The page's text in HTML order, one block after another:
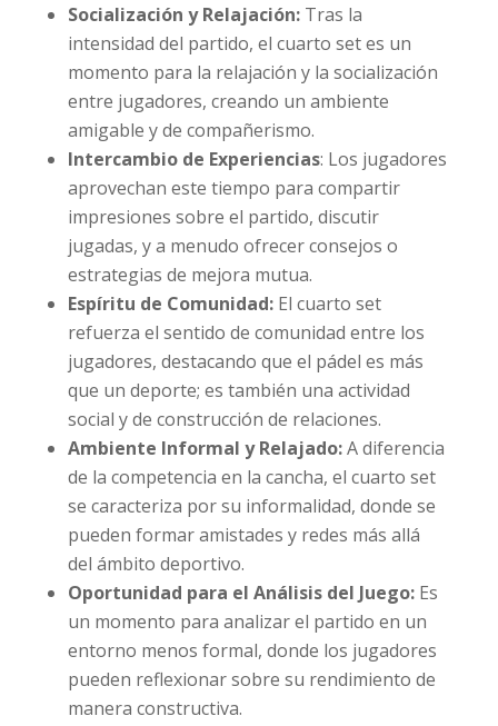
Socialización y Relajación: Tras la
intensidad del partido, el cuarto set es un
momento para la relajación y la socialización
entre jugadores, creando un ambiente
amigable y de compañerismo.
Intercambio de Experiencias: Los jugadores
aprovechan este tiempo para compartir
impresiones sobre el partido, discutir
jugadas, y a menudo ofrecer consejos o
estrategias de mejora mutua.
Espíritu de Comunidad:El cuarto set
refuerza el sentido de comunidad entre los
jugadores, destacando que el pádel es más
que un deporte; es también una actividad
social y de construcción de relaciones.
Ambiente Informal y Relajado:A diferencia
de la competencia en la cancha, el cuarto set
se caracteriza por su informalidad, donde se
pueden formar amistades y redes más allá
del ámbito deportivo.
Oportunidad para el Análisis del Juego:Es
un momento para analizar el partido en un
entorno menos formal, donde los jugadores
pueden reflexionar sobre su rendimiento de
manera constructiva.